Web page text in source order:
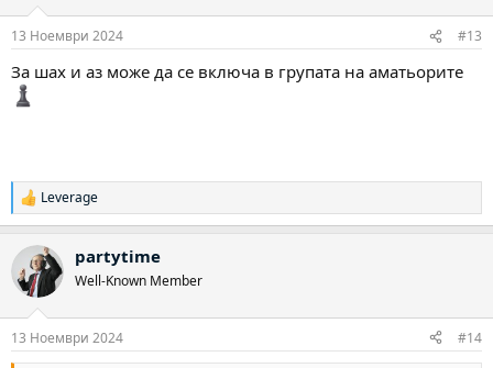
13 Ноември 2024 #13
За шах и аз може да се включа в групата на аматьорите
Р
е
к
ц
и
Leverage
partytime
Well-Known Member
13 Ноември 2024 #14